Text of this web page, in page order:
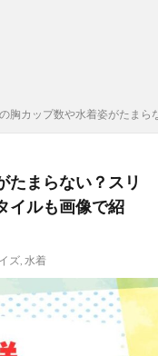
胸カップ数や水着姿がたま
たまらない？スリ
イルも画像で紹
ズ, 水着